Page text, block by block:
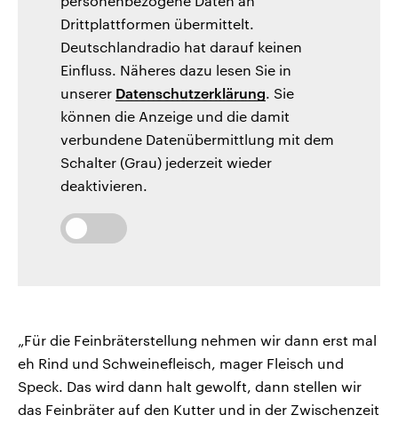
Drittplattformen übermittelt.
Deutschlandradio hat darauf keinen
Einfluss. Näheres dazu lesen Sie in
unserer Datenschutzerklärung. Sie
können die Anzeige und die damit
verbundene Datenübermittlung mit dem
Schalter (Grau) jederzeit wieder
deaktivieren.
„Für die Feinbräterstellung nehmen wir dann erst mal
eh Rind und Schweinefleisch, mager Fleisch und
Speck. Das wird dann halt gewolft, dann stellen wir
das Feinbräter auf den Kutter und in der Zwischenzeit